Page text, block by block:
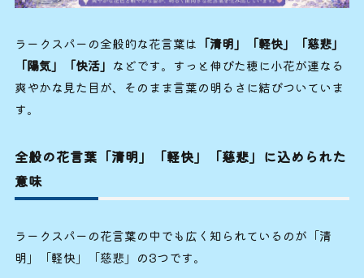
ラークスパーの全般的な花言葉は 「清明」「軽快」「慈悲」
「陽気」「快活」 などです。すっと伸びた穂に小花が連なる
爽やかな見た目が、そのまま言葉の明るさに結びついていま
す。
全般の花言葉「清明」「軽快」「慈悲」に込められた
意味
ラークスパーの花言葉の中でも広く知られているのが「清
明」「軽快」「慈悲」の3つです。